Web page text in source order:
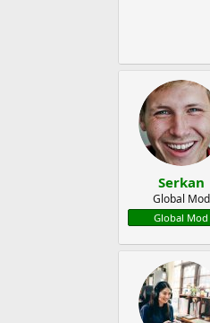
Serkan
Global Mod
Global Mod